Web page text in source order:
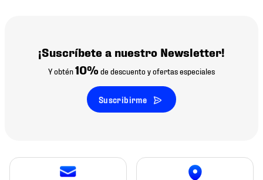
¡Suscríbete a nuestro Newsletter!
Y obtén10% de descuento y ofertas especiales
Suscribirme